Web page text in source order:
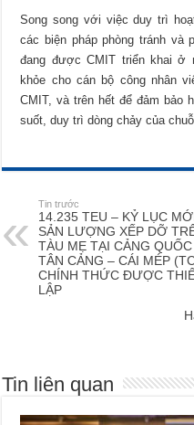
Song song với việc duy trì
các biện pháp phòng tránh và
đang được CMIT triển khai ở
khỏe cho cán bộ công nhân
CMIT, và trên hết để đảm bảo
suốt, duy trì dòng chảy của
Tin trước
14.235 TEU – KỶ LỤC
SẢN LƯỢNG XẾP DỠ
TÀU MẸ TẠI CẢNG
TÂN CẢNG – CÁI MÉP
CHÍNH THỨC ĐƯỢC
LẬP
Tin liên quan